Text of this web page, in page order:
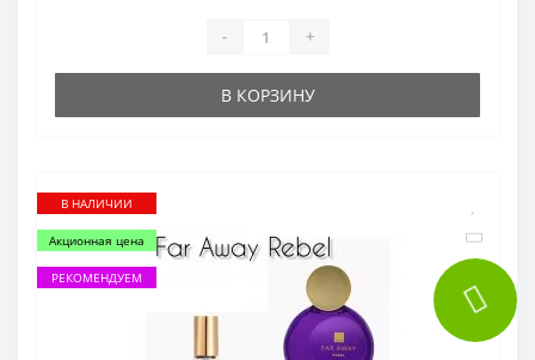
- +
В КОРЗИНУ
В НАЛИЧИИ
Акционная цена
РЕКОМЕНДУЕМ